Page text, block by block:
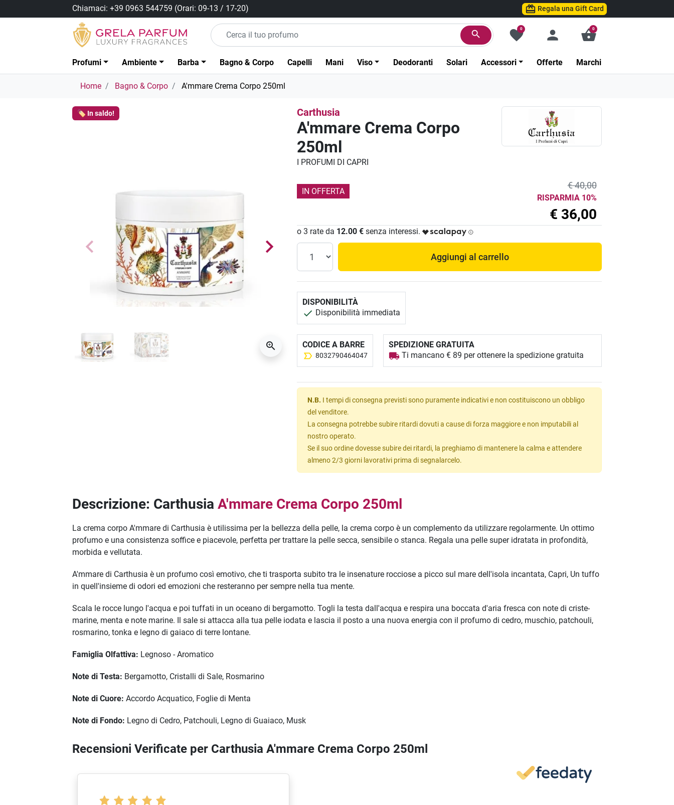
Chiamaci:+39 0963 544759 (Orari: 09-13 / 17-20) Regala una Gift Card
search favorite
0 person shopping_basket
0
Profumi Ambiente Barba Bagno & Corpo Capelli Mani Viso Deodoranti Solari Accessori Offerte Marchi
Home Bagno & Corpo A'mmare Crema Corpo 250ml
🏷️ In saldo! Carthusia
A'mmare Crema Corpo
250ml
I PROFUMI DI CAPRI
IN OFFERTA
€ 40,00
RISPARMIA 10%
€ 36,00
o 3 rate da 12.00 € senza interessi.
Aggiungi al carrello
DISPONIBILITÀ
Disponibilità immediata
CODICE A BARRE
8032790464047
SPEDIZIONE GRATUITA
Ti mancano € 89 per ottenere la spedizione gratuita
N.B. I tempi di consegna previsti sono puramente indicativi e non costituiscono un obbligo
del venditore.
La consegna potrebbe subire ritardi dovuti a cause di forza maggiore e non imputabili al
nostro operato.
Se il suo ordine dovesse subire dei ritardi, la preghiamo di mantenere la calma e attendere
almeno 2/3 giorni lavorativi prima di segnalarcelo.
Descrizione: CarthusiaA'mmare Crema Corpo 250ml
La crema corpo A'mmare di Carthusia è utilissima per la bellezza della pelle, la crema corpo è un complemento da utilizzare regolarmente. Un ottimo
profumo e una consistenza soffice e piacevole, perfetta per trattare la pelle secca, sensibile o stanca. Regala una pelle super idratata in profondità,
morbida e vellutata.
A'mmare di Carthusia è un profumo così emotivo, che ti trasporta subito tra le insenature rocciose a picco sul mare dell'isola incantata, Capri, Un tuffo
in quell'insieme di odori ed emozioni che resteranno per sempre nella tua mente.
Scala le rocce lungo l'acqua e poi tuffati in un oceano di bergamotto. Togli la testa dall'acqua e respira una boccata d'aria fresca con note di criste-
marine, menta e note marine. Il sale si attacca alla tua pelle iodata e lascia il posto a una nuova energia con il profumo di cedro, muschio, patchouli,
rosmarino, tonka e legno di gaiaco di terre lontane.
Famiglia Olfattiva: Legnoso - Aromatico
Note di Testa: Bergamotto, Cristalli di Sale, Rosmarino
Note di Cuore: Accordo Acquatico, Foglie di Menta
Note di Fondo: Legno di Cedro, Patchouli, Legno di Guaiaco, Musk
Recensioni Verificate per Carthusia A'mmare Crema Corpo 250ml